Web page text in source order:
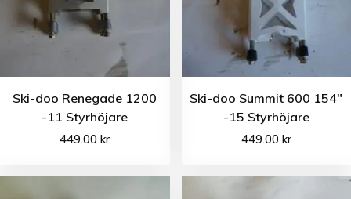
Ski-doo Renegade 1200
-11 Styrhöjare
449.00kr
Ski-doo Summit 600 154″
-15 Styrhöjare
449.00 kr